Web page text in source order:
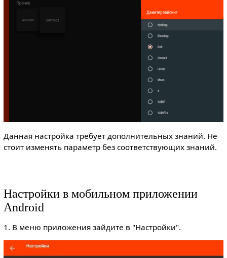
Данная настройка требует дополнительных знаний. Не
стоит изменять параметр без соответствующих знаний.
Настройки в мобильном приложении
Android
1. В меню приложения зайдите в "Настройки".